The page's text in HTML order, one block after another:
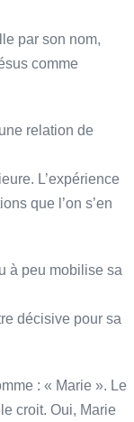
par son nom,
comme
relation de
L’expérience
que l’on s’en
à peu mobilise sa
décisive pour sa
: « Marie ». Le
croit. Oui, Marie